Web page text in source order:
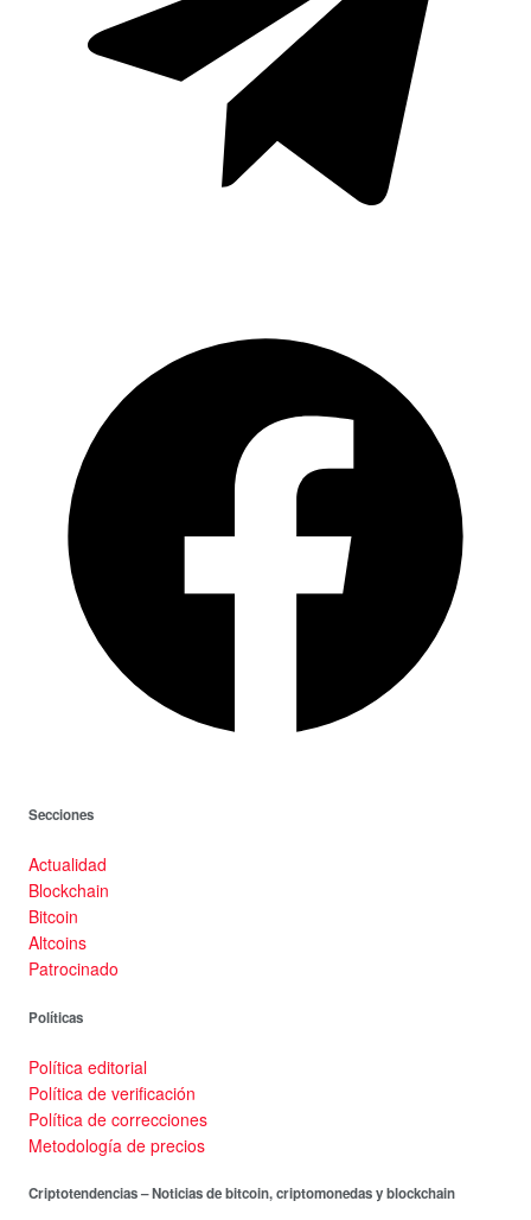
Secciones
Actualidad
Blockchain
Bitcoin
Altcoins
Patrocinado
Políticas
Política editorial
Política de verificación
Política de correcciones
Metodología de precios
Criptotendencias – Noticias de bitcoin, criptomonedas y blockchain